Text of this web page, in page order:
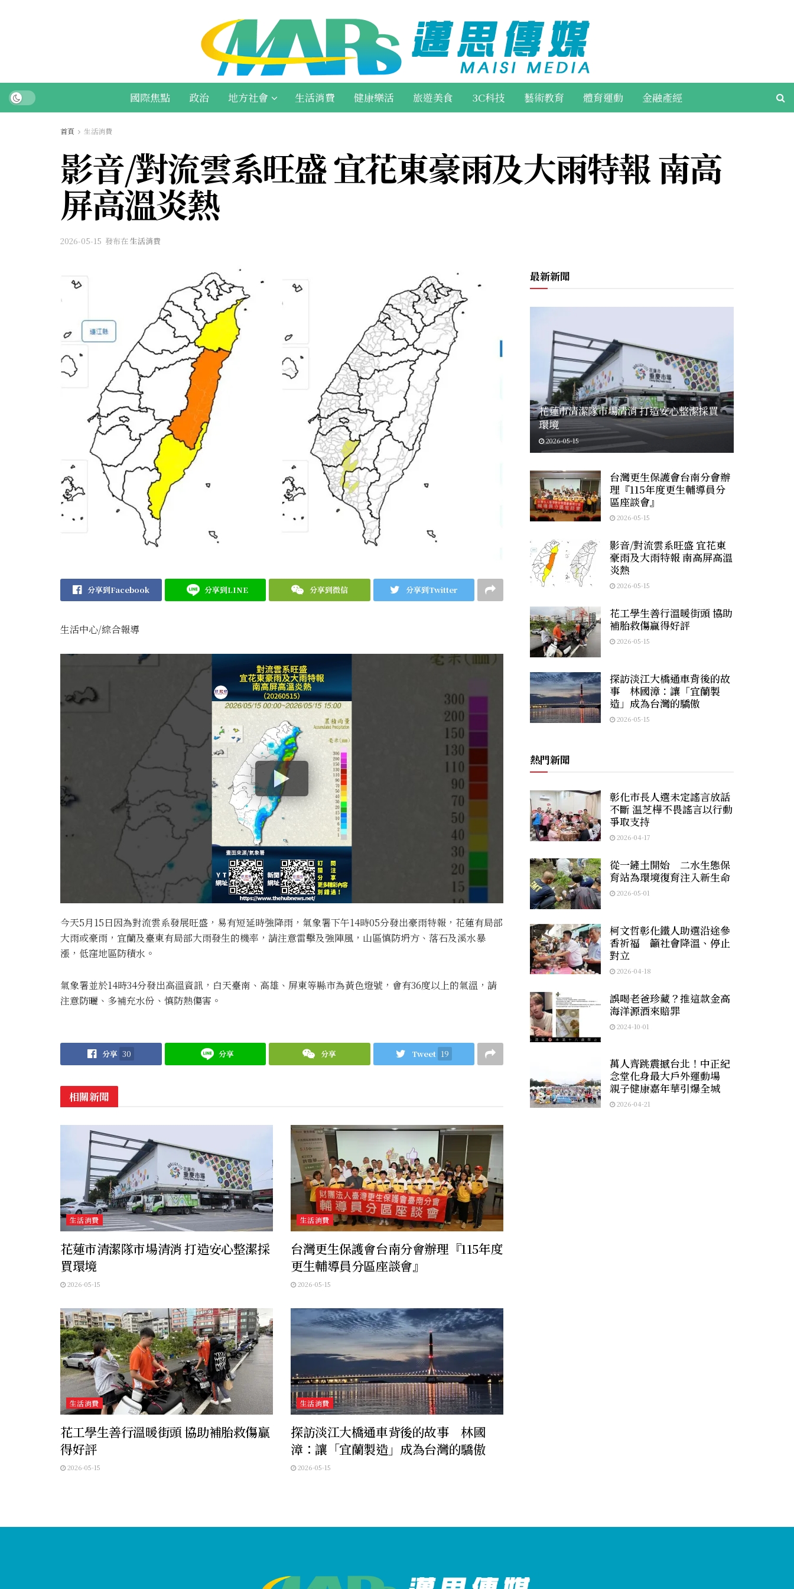
國際焦點 政治 地方社會 生活消費 健康樂活 旅遊美食 3C科技 藝術教育 體育運動 金融產經
首頁 生活消費
影音/對流雲系旺盛 宜花東豪雨及大雨特報 南高
屏高溫炎熱
2026-05-15 發布在生活消費
分享到Facebook 分享到LINE 分享到微信 分享到Twitter
生活中心/綜合報導
今天5月15日因為對流雲系發展旺盛，易有短延時強降雨，氣象署下午14時05分發出豪雨特報，花蓮有局部
大雨或豪雨，宜蘭及臺東有局部大雨發生的機率，請注意雷擊及強陣風，山區慎防坍方、落石及溪水暴
漲，低窪地區防積水。
氣象署並於14時34分發出高溫資訊，白天臺南、高雄、屏東等縣市為黃色燈號，會有36度以上的氣溫，請
注意防曬、多補充水份、慎防熱傷害。
分享 30 分享 分享 Tweet 19
相關新聞
生活消費
花蓮市清潔隊市場清消 打造安心整潔採
買環境
2026-05-15
生活消費
台灣更生保護會台南分會辦理『115年度
更生輔導員分區座談會』
2026-05-15
生活消費
花工學生善行溫暖街頭 協助補胎救傷贏
得好評
2026-05-15
生活消費
探訪淡江大橋通車背後的故事 林國
漳：讓「宜蘭製造」成為台灣的驕傲
2026-05-15
最新新聞
花蓮市清潔隊市場清消 打造安心整潔採買
環境
2026-05-15
台灣更生保護會台南分會辦
理『115年度更生輔導員分
區座談會』
2026-05-15
影音/對流雲系旺盛 宜花東
豪雨及大雨特報 南高屏高溫
炎熱
2026-05-15
花工學生善行溫暖街頭 協助
補胎救傷贏得好評
2026-05-15
探訪淡江大橋通車背後的故
事 林國漳：讓「宜蘭製
造」成為台灣的驕傲
2026-05-15
熱門新聞
彰化市長人選未定謠言放話
不斷 温芝樺不畏謠言以行動
爭取支持
2026-04-17
從一鏟土開始 二水生態保
育站為環境復育注入新生命
2026-05-01
柯文哲彰化鐵人助選沿途參
香祈福 籲社會降溫、停止
對立
2026-04-18
誤喝老爸珍藏？推這款金高
海洋源酒來賠罪
2024-10-01
萬人齊跳震撼台北！中正紀
念堂化身最大戶外運動場
親子健康嘉年華引爆全城
2026-04-21